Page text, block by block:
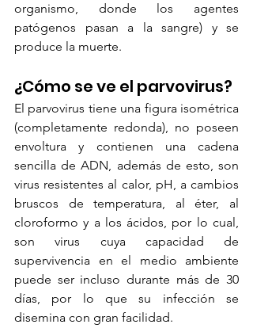
organismo, donde los agentes
patógenos pasan a la sangre) y se
produce la muerte.
¿Cómo se ve el parvovirus?
El parvovirus tiene una figura isométrica
(completamente redonda), no poseen
envoltura y contienen una cadena
sencilla de ADN, además de esto, son
virus resistentes al calor, pH, a cambios
bruscos de temperatura, al éter, al
cloroformo y a los ácidos, por lo cual,
son virus cuya capacidad de
supervivencia en el medio ambiente
puede ser incluso durante más de 30
días, por lo que su infección se
disemina con gran facilidad.